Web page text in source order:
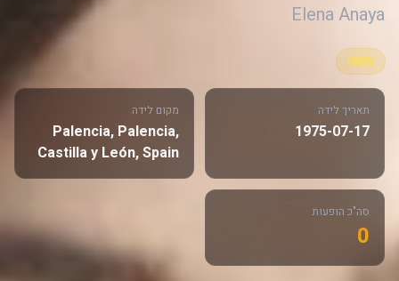
Elena Anaya
IMDb
תאריך לידה
1975-07-17
מקום לידה
Palencia, Palencia,
Castilla y León, Spain
סה"כ הופעות
0